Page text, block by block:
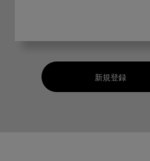
新規登録